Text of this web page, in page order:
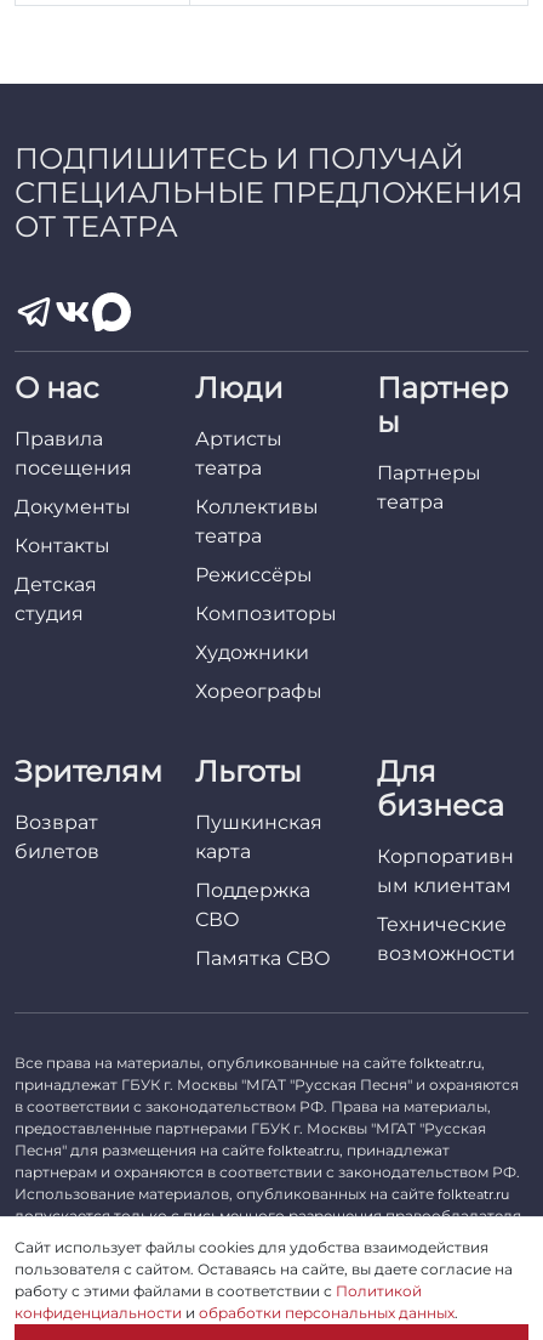
ПОДПИШИТЕСЬ И ПОЛУЧАЙ
СПЕЦИАЛЬНЫЕ ПРЕДЛОЖЕНИЯ
ОТ ТЕАТРА
О нас
Правила
посещения
Документы
Контакты
Детская
студия
Люди
Артисты
театра
Коллективы
театра
Режиссёры
Композиторы
Художники
Хореографы
Партнер
ы
Партнеры
театра
Зрителям
Возврат
билетов
Льготы
Пушкинская
карта
Поддержка
СВО
Памятка СВО
Для
бизнеса
Корпоративн
ым клиентам
Технические
возможности
Все права на материалы, опубликованные на сайте folkteatr.ru,
принадлежат ГБУК г. Москвы "МГАТ "Русская Песня" и охраняются
в соответствии с законодательством РФ. Права на материалы,
предоставленные партнерами ГБУК г. Москвы "МГАТ "Русская
Песня" для размещения на сайте folkteatr.ru, принадлежат
партнерам и охраняются в соответствии с законодательством РФ.
Использование материалов, опубликованных на сайте folkteatr.ru
допускается только с письменного разрешения правообладателя.
©2026 ГБУК г. Москвы «МГАТ «Русская песня». ОГРН 1027739279182,
ИНН 7714039052.
Пользовательское соглашение
Сайт использует файлы cookies для удобства взаимодействия
пользователя с сайтом. Оставаясь на сайте, вы даете согласие на
работу с этими файлами в соответствии с Политикой
конфиденциальности и обработки персональных данных.